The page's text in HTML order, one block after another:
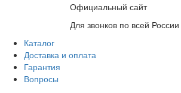
Официальный сайт
Для звонков по всей России
Каталог
Доставка и оплата
Гарантия
Вопросы